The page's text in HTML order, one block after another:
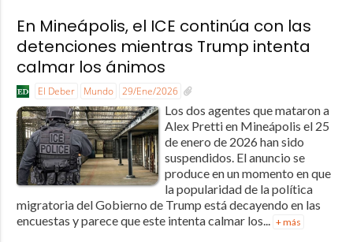
En Mineápolis, el ICE continúa con las
detenciones mientras Trump intenta
calmar los ánimos
El Deber Mundo 29/Ene/2026
Los dos agentes que mataron a
Alex Pretti en Mineápolis el 25
de enero de 2026 han sido
suspendidos. El anuncio se
produce en un momento en que
la popularidad de la política
migratoria del Gobierno de Trump está decayendo en las
encuestas y parece que este intenta calmar los... + más